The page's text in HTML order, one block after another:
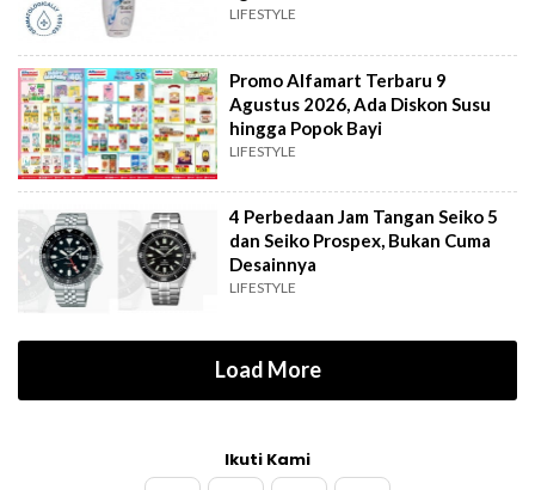
LIFESTYLE
Promo Alfamart Terbaru 9
Agustus 2026, Ada Diskon Susu
hingga Popok Bayi
LIFESTYLE
4 Perbedaan Jam Tangan Seiko 5
dan Seiko Prospex, Bukan Cuma
Desainnya
LIFESTYLE
Load More
Ikuti Kami